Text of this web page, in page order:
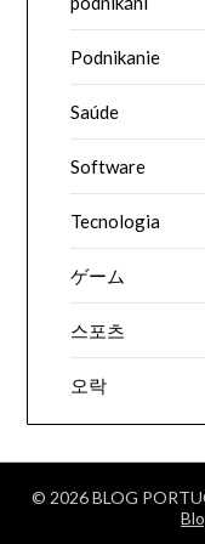
Podnikanie
Saúde
Software
Tecnologia
ゲーム
스포츠
오락
© 2026 BLOG